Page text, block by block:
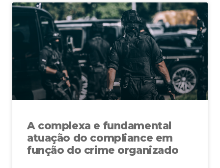
A complexa e fundamental
atuação do compliance em
função do crime organizado